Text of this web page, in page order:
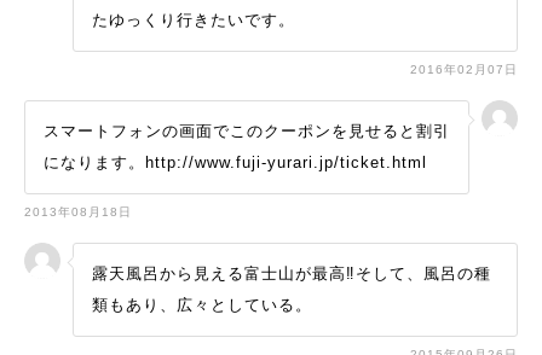
たゆっくり行きたいです。
2016年02月07日
スマートフォンの画面でこのクーポンを見せると割引
になります。http://www.fuji-yurari.jp/ticket.html
2013年08月18日
露天風呂から見える富士山が最高‼︎そして、風呂の種
類もあり、広々としている。